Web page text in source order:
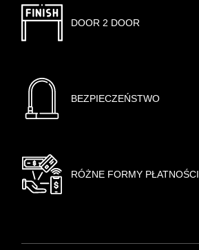
DOOR 2 DOOR
BEZPIECZEŃSTWO
RÓŻNE FORMY PŁATNOŚCI